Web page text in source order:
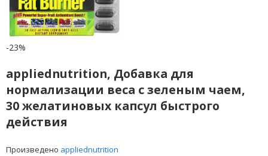
-23%
appliednutrition, Добавка для
нормализации веса с зеленым чаем,
30 желатиновых капсул быстрого
действия
Произведено appliednutrition